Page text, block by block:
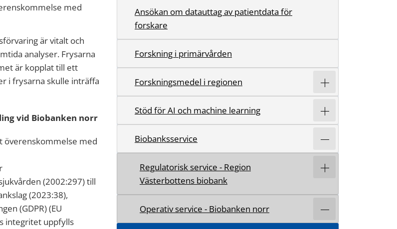
med
är vitalt och
analyser. Frysarna
är kopplat till ett
i frysarna skulle inträffa
vid Biobanken norr
överenskommelse med
(2002:297) till
(2023:38),
(GDPR) (EU
integritet uppfylls
Ansökan om datauttag av patientdata för
forskare
Forskning i primärvården
Forskningsmedel i regionen
Stöd för AI och machine learning
Biobanksservice
Regulatorisk service - Region
Västerbottens biobank
Operativ service - Biobanken norr